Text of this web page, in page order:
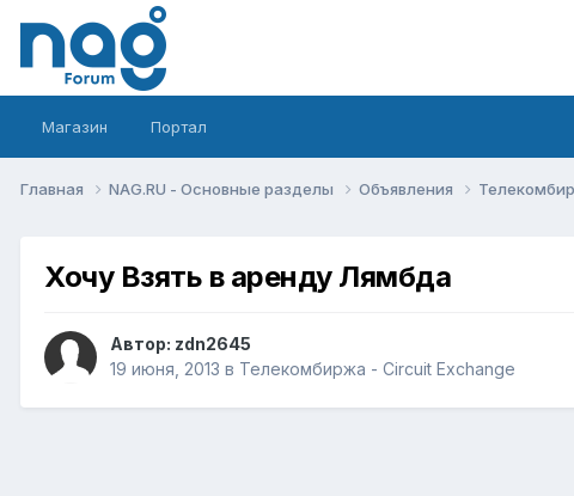
Магазин Портал
Главная NAG.RU - Основные разделы Объявления
Хочу Взять в аренду Лямбда
Автор: zdn2645
19 июня, 2013 в Телекомбиржа - Circuit Exchange